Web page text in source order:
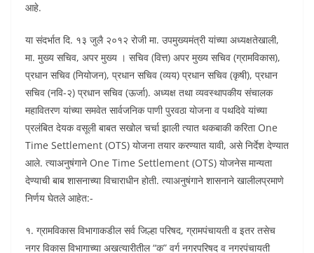
आहे.
या संदर्भात दि. १३ जुलै २०१२ रोजी मा. उपमुख्यमंत्री यांच्या अध्यक्षतेखाली,
मा. मुख्य सचिव, अपर मुख्य । सचिव (वित्त) अपर मुख्य सचिव (ग्रामविकास),
प्रधान सचिव (नियोजन), प्रधान सचिव (व्यय) प्रधान सचिव (कृषी), प्रधान
सचिव (नवि-२) प्रधान सचिव (ऊर्जा). अध्यक्ष तथा व्यवस्थापकीय संचालक
महावितरण यांच्या समवेत सार्वजनिक पाणी पुरवठा योजना व पथदिवे यांच्या
प्रलंबित देयक वसूली बाबत सखोल चर्चा झाली त्यात थकबाकी करिता One
Time Settlement (OTS) योजना तयार करण्यात यावी, असे निर्देश देण्यात
आले. त्याअनुषंगाने One Time Settlement (OTS) योजनेस मान्यता
देण्याची बाब शासनाच्या विचाराधीन होती. त्याअनुषंगाने शासनाने खालीलप्रमाणे
निर्णय घेतले आहेत:-
१. ग्रामविकास विभागाकडील सर्व जिल्हा परिषद, ग्रामपंचायती व इतर तसेच
नगर विकास विभागाच्या अखत्यारीतील “क” वर्ग नगरपरिषद व नगरपंचायती